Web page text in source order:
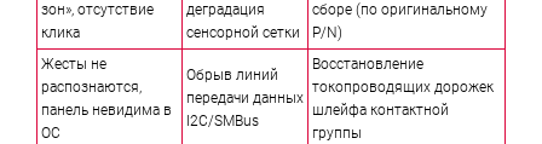
зон», отсутствие
клика
деградация
сенсорной сетки
сборе (по оригинальному
P/N)
Жесты не
распознаются,
панель невидима в
ОС
Обрыв линий
передачи данных
I2C/SMBus
Восстановление
токопроводящих дорожек
шлейфа контактной
группы